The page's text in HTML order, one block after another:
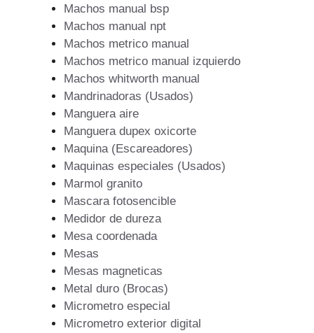
Machos manual bsp
Machos manual npt
Machos metrico manual
Machos metrico manual izquierdo
Machos whitworth manual
Mandrinadoras (Usados)
Manguera aire
Manguera dupex oxicorte
Maquina (Escareadores)
Maquinas especiales (Usados)
Marmol granito
Mascara fotosencible
Medidor de dureza
Mesa coordenada
Mesas
Mesas magneticas
Metal duro (Brocas)
Micrometro especial
Micrometro exterior digital